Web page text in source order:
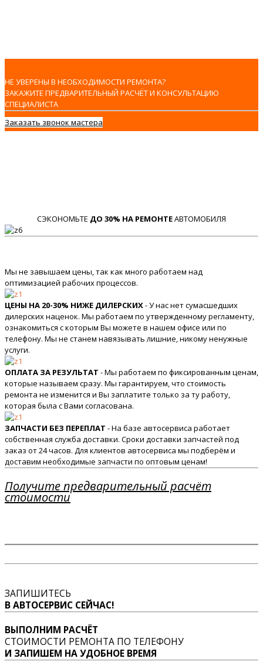
НЕ УВЕРЕНЫ В НЕОБХОДИМОСТИ РЕМОНТА?
ЗАКАЖИТЕ ПРЕДВАРИТЕЛЬНЫЙ РАСЧЁТ И КОНСУЛЬТАЦИЮ
СПЕЦИАЛИСТА
Заказать звонок мастера
СЭКОНОМЬТЕ ДО 30% НА РЕМОНТЕАВТОМОБИЛЯ
Мы не завышаем цены, так как много работаем над
оптимизацией рабочих процессов.
ЦЕНЫ НА 20-30% НИЖЕ ДИЛЕРСКИХ- У нас нет сумасшедших
дилерских наценок. Мы работаем по утвержденному регламенту,
ознакомиться с которым Вы можете в нашем офисе или по
телефону. Мы не станем навязывать лишние, никому ненужные
услуги.
ОПЛАТА ЗА РЕЗУЛЬТАТ - Мы работаем по фиксированным ценам,
которые называем сразу. Мы гарантируем, что стоимость
ремонта не изменится и Вы заплатите только за ту работу,
которая была с Вами согласована.
ЗАПЧАСТИ БЕЗ ПЕРЕПЛАТ - На базе автосервиса работает
собственная служба доставки. Сроки доставки запчастей под
заказ от 24 часов. Для клиентов автосервиса мы подберём и
доставим необходимые запчасти по оптовым ценам!
Получите предварительный расчёт
стоимости
ЗАПИШИТЕСЬ
В АВТОСЕРВИС СЕЙЧАС!
ВЫПОЛНИМ РАСЧЁТ
СТОИМОСТИ РЕМОНТА ПО ТЕЛЕФОНУ
И ЗАПИШЕМ НА УДОБНОЕ ВРЕМЯ